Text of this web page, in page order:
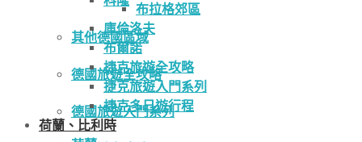
其他德國區域
德國旅遊全攻略
德國旅遊入門系列
布拉格郊區
庫倫洛夫
布爾諾
捷克旅遊全攻略
捷克旅遊入門系列
捷克多日遊行程
荷蘭、比利時